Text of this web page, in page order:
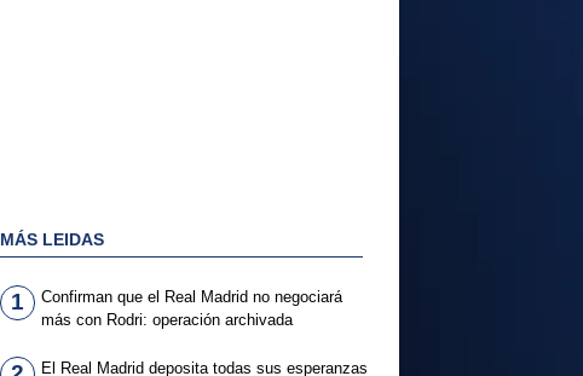
MÁS LEIDAS
1
Confirman que el Real Madrid no negociará
más con Rodri: operación archivada
El Real Madrid deposita todas sus esperanzas